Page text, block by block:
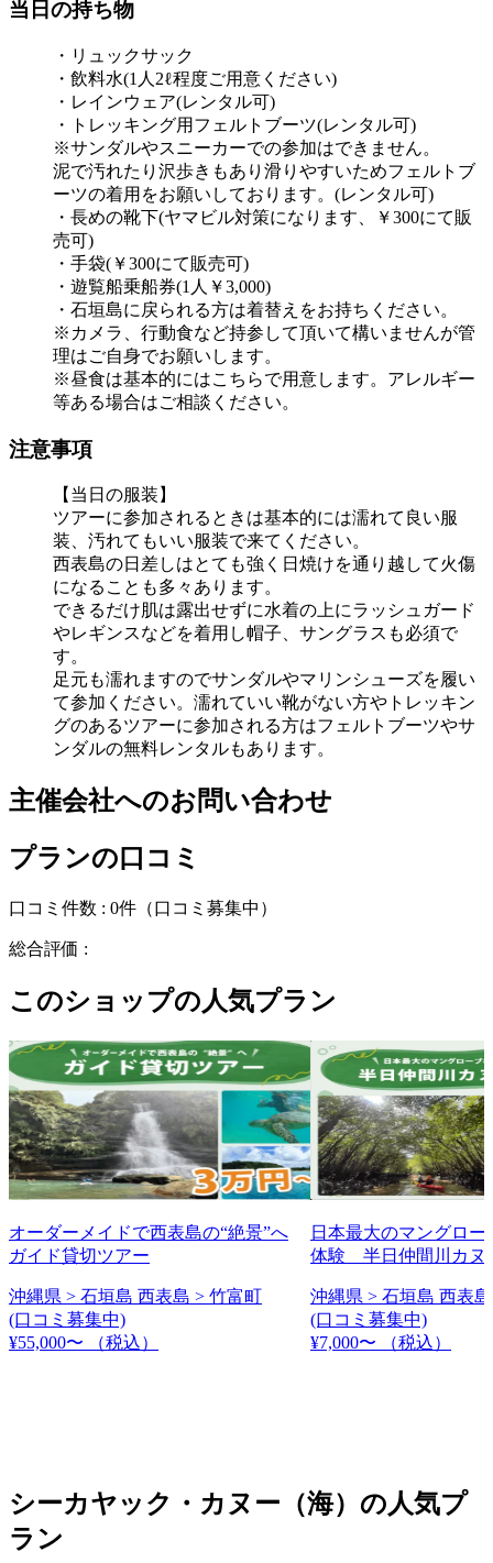
当日の持ち物
・リュックサック
・飲料水(1人2ℓ程度ご用意ください)
・レインウェア(レンタル可)
・トレッキング用フェルトブーツ(レンタル可)
※サンダルやスニーカーでの参加はできません。
泥で汚れたり沢歩きもあり滑りやすいためフェルトブ
ーツの着用をお願いしております。(レンタル可)
・長めの靴下(ヤマビル対策になります、￥300にて販
売可)
・手袋(￥300にて販売可)
・遊覧船乗船券(1人￥3,000)
・石垣島に戻られる方は着替えをお持ちください。
※カメラ、行動食など持参して頂いて構いませんが管
理はご自身でお願いします。
※昼食は基本的にはこちらで用意します。アレルギー
等ある場合はご相談ください。
注意事項
【当日の服装】
ツアーに参加されるときは基本的には濡れて良い服
装、汚れてもいい服装で来てください。
西表島の日差しはとても強く日焼けを通り越して火傷
になることも多々あります。
できるだけ肌は露出せずに水着の上にラッシュガード
やレギンスなどを着用し帽子、サングラスも必須で
す。
足元も濡れますのでサンダルやマリンシューズを履い
て参加ください。濡れていい靴がない方やトレッキン
グのあるツアーに参加される方はフェルトブーツやサ
ンダルの無料レンタルもあります。
主催会社へのお問い合わせ
プランの口コミ
口コミ件数 : 0件 （口コミ募集中）
総合評価 :
このショップの人気プラン
オーダーメイドで西表島の“絶景”へ
ガイド貸切ツアー
沖縄県 > 石垣島 西表島 > 竹富町
(口コミ募集中)
¥55,000〜
（税込）
日本最大のマングロー
体験 半日仲間川カヌ
沖縄県 > 石垣島 西表
(口コミ募集中)
¥7,000〜
（税込）
シーカヤック・カヌー（海）の人気プ
ラン